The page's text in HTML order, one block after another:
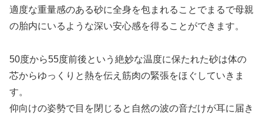
適度な重量感のある砂に全身を包まれることでまるで母親
の胎内にいるような深い安心感を得ることができます。
50度から55度前後という絶妙な温度に保たれた砂は体の
芯からゆっくりと熱を伝え筋肉の緊張をほぐしていきま
す。
仰向けの姿勢で目を閉じると自然の波の音だけが耳に届き